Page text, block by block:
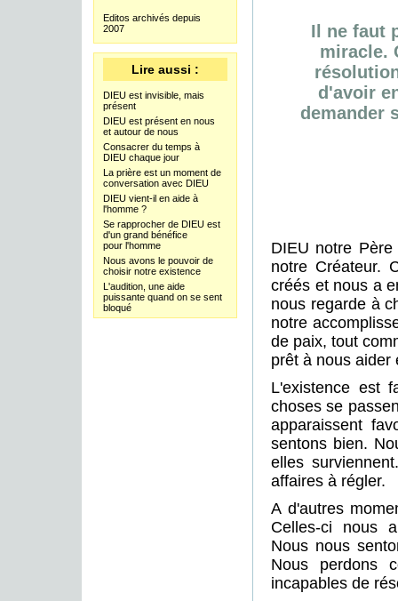
Il ne faut
miracle.
d'avoir
demander
DIEU notre
notre Créateur.
créés et nous a
nous regarde à
notre
de paix, tout
prêt à nous aider
L'existence est
choses se
apparaissent
sentons bien.
elles
affaires à régler.
A d'autres
Celles-ci nous
Nous nous
Nous perdons
incapables de
Editos archivés depuis
2007
Lire aussi :
DIEU est invisible, mais
présent
DIEU est présent en nous
et autour de nous
Consacrer du temps à
DIEU chaque jour
La prière est un moment de
conversation avec DIEU
DIEU vient-il en aide à
l'homme ?
Se rapprocher de DIEU est
d'un grand bénéfice
pour l'homme
Nous avons le pouvoir de
choisir notre existence
L'audition, une aide
puissante quand on se sent
bloqué